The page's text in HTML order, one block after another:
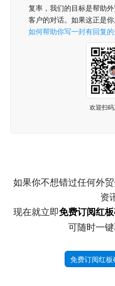
复率，我们的目标是帮助
客户的对话。如果这正是
如何帮助你写一封有回复
欢迎扫
如果你不想错过任何外
资
现在就立即免费订阅红
可随时一键
免费订阅红